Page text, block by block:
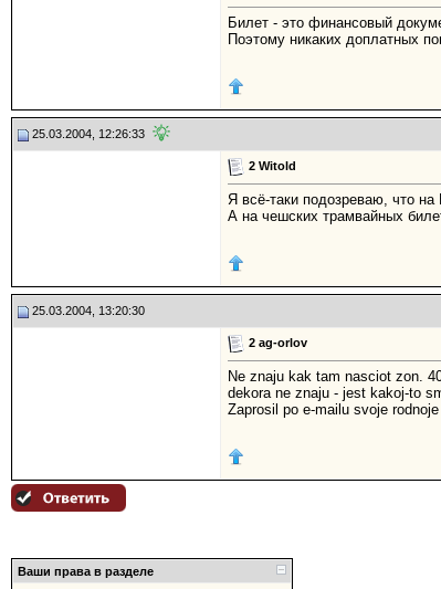
Билет - это финансовый
Поэтому никаких доплатных
25.03.2004, 12:26:33
2 Witold
Я всё-таки подозреваю, что
А на чешских трамвайных
25.03.2004, 13:20:30
2 ag-orlov
Ne znaju kak tam nasciot zon.
dekora ne znaju - jest kakoj-to
Zaprosil po e-mailu svoje
Ваши права в разделе